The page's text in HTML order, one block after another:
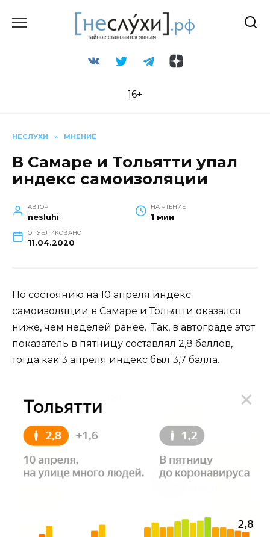
16+
НЕСЛУХИ » МНЕНИЕ
В Самаре и Тольятти упал
индекс самоизоляции
АВТОР
nesluhi
НА ЧТЕНИЕ
1 мин
ОПУБЛИКОВАНО
11.04.2020
По состоянию на 10 апреля индекс
самоизоляции в Самаре и Тольятти оказался
ниже, чем неделей ранее. Так, в автограде этот
показатель в пятницу составлял 2,8 баллов,
тогда как 3 апреля индекс был 3,7 балла.